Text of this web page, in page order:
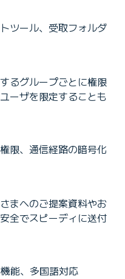
ツール、受取フォルダ
るグループごとに権限
ーザを限定することも
限、通信経路の暗号化
まへのご提案資料やお
全でスピーディに送付
能、多国語対応